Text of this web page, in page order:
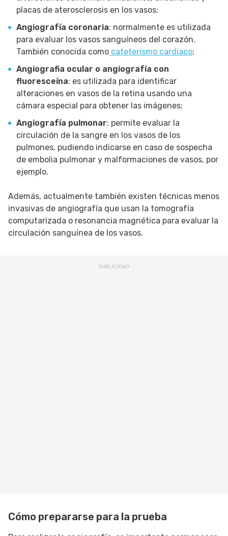
placas de aterosclerosis en los vasos;
Angiografía coronaria: normalmente es utilizada
para evaluar los vasos sanguíneos del corazón.
También conocida como cateterismo cardíaco;
Angiografia ocular o angiografía con
fluoresceína: es utilizada para identificar
alteraciones en vasos de la retina usando una
cámara especial para obtener las imágenes;
Angiografía pulmonar: permite evaluar la
circulación de la sangre en los vasos de los
pulmones, pudiendo indicarse en caso de sospecha
de embolia pulmonar y malformaciones de vasos, por
ejemplo.
Además, actualmente también existen técnicas menos
invasivas de angiografía que usan la tomografía
computarizada o resonancia magnética para evaluar la
circulación sanguínea de los vasos.
Cómo prepararse para la prueba